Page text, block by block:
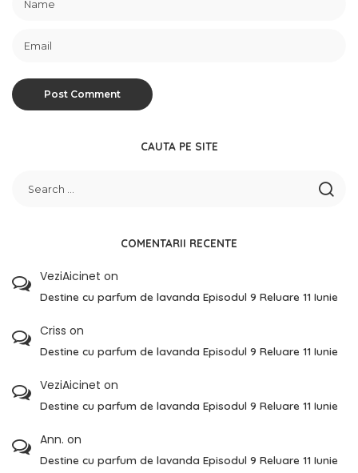
CAUTA PE SITE
COMENTARII RECENTE
VeziAicinet on
Destine cu parfum de lavanda Episodul 9 Reluare 11 Iunie
Criss on
Destine cu parfum de lavanda Episodul 9 Reluare 11 Iunie
VeziAicinet on
Destine cu parfum de lavanda Episodul 9 Reluare 11 Iunie
Ann. on
Destine cu parfum de lavanda Episodul 9 Reluare 11 Iunie